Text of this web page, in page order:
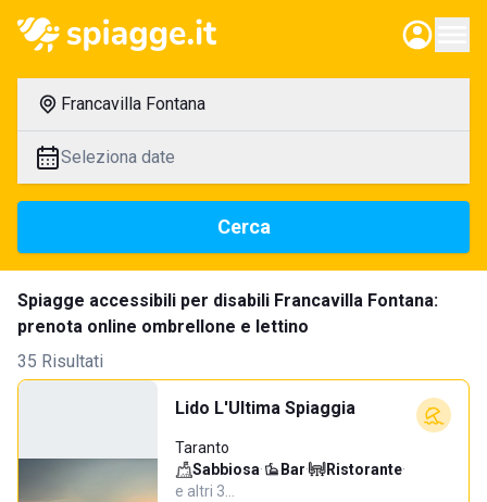
Francavilla Fontana
Seleziona date
Cerca
Spiagge accessibili per disabili Francavilla Fontana:
prenota online ombrellone e lettino
35 Risultati
Lido L'Ultima Spiaggia
Taranto
Sabbiosa· Bar· Ristorante·
e altri 3…